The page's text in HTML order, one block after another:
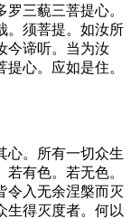
三藐三菩提心。
。须菩提。如汝所
今谛听。当为汝
心。应如是住。
心。所有一切众生
有色。若无色。
令入无余涅槃而灭
生得灭度者。何以